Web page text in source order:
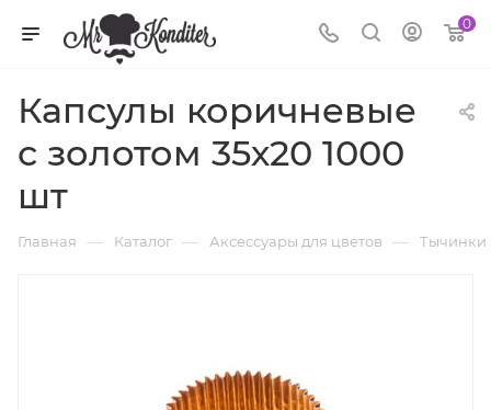
0
Капсулы коричневые
с золотом 35х20 1000
шт
Главная — Каталог — Аксессуары для цветов — Тычинки